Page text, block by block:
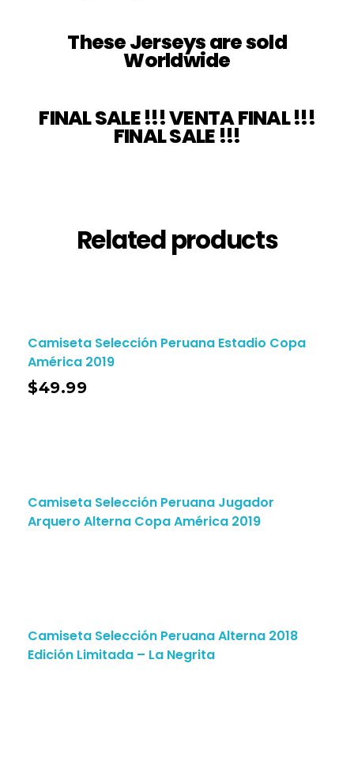
These Jerseys aresold
Worldwide
FINAL SALE !!! VENTA FINAL !!!
FINAL SALE !!!
Related products
Camiseta Selección Peruana Estadio Copa
América 2019
$49.99
Camiseta Selección Peruana Jugador
Arquero Alterna Copa América 2019
Camiseta Selección Peruana Alterna 2018
Edición Limitada – La Negrita